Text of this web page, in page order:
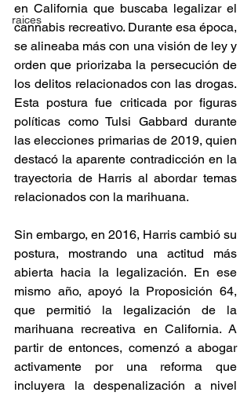
raices
en California que buscaba legalizar el
cannabis recreativo. Durante esa época,
se alineaba más con una visión de ley y
orden que priorizaba la persecución de
los delitos relacionados con las drogas.
Esta postura fue criticada por figuras
políticas como Tulsi Gabbard durante
las elecciones primarias de 2019, quien
destacó la aparente contradicción en la
trayectoria de Harris al abordar temas
relacionados con la marihuana.
Sin embargo, en 2016, Harris cambió su
postura, mostrando una actitud más
abierta hacia la legalización. En ese
mismo año, apoyó la Proposición 64,
que permitió la legalización de la
marihuana recreativa en California. A
partir de entonces, comenzó a abogar
activamente por una reforma que
incluyera la despenalización a nivel